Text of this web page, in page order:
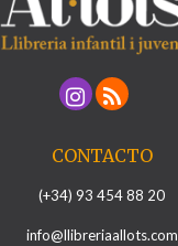
CONTACTO
(+34) 93 454 88 20
info@llibreriaallots.com